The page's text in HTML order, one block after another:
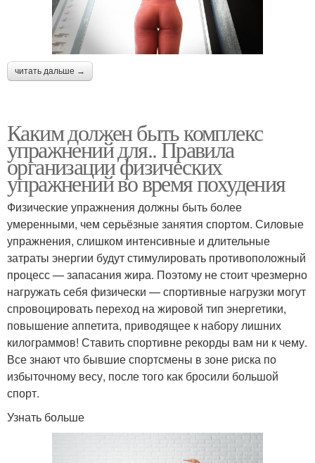
читать дальше →
Каким должен быть комплекс
упражнений для.. Правила
организации физических
упражнений во время похудения
Физические упражнения должны быть более
умеренными, чем серьёзные занятия спортом. Силовые
упражнения, слишком интенсивные и длительные
затраты энергии будут стимулировать противоположный
процесс — запасания жира. Поэтому не стоит чрезмерно
нагружать себя физически — спортивные нагрузки могут
спровоцировать переход на жировой тип энергетики,
повышение аппетита, приводящее к набору лишних
килограммов! Ставить спортивне рекорды вам ни к чему.
Все знают что бывшие спортсмены в зоне риска по
избыточному весу, после того как бросили большой
спорт.
Узнать больше